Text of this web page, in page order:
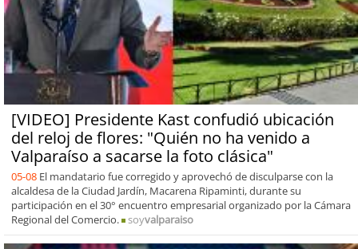
[VIDEO] Presidente Kast confudió ubicación
del reloj de flores: "Quién no ha venido a
Valparaíso a sacarse la foto clásica"
05-08 El mandatario fue corregido y aprovechó de disculparse con la
alcaldesa de la Ciudad Jardín, Macarena Ripaminti, durante su
participación en el 30° encuentro empresarial organizado por la Cámara
Regional del Comercio.
soyvalparaiso